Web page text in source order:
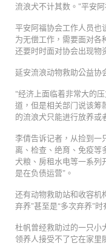
流浪犬不计其数。”平安
平安阿福协会工作人员也
为无偿工作，需要面对各
还要时时面对协会出现物
延安流浪动物救助公益协
“经济上面临着非常大的
道，但是相关部门说该筹
的流浪犬只能进行放养或
李倩告诉记者，从捡到一
离、检查、绝育、免疫
犬粮、房租水电等一系列
是在负债运营”。
还有动物救助站和收容机
弃养”甚至是“多次弃养”时
杜帆曾经救助过的一只小
领养人接受不了它在家里